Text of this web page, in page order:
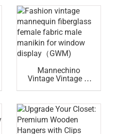
Manichino In Fibra
Di Vetro In Resina
Trasparente
Manichino
Femminile (KWM)
Mannechino
Vintage Vintage In
Maschile Per
Vetrina (GWM)